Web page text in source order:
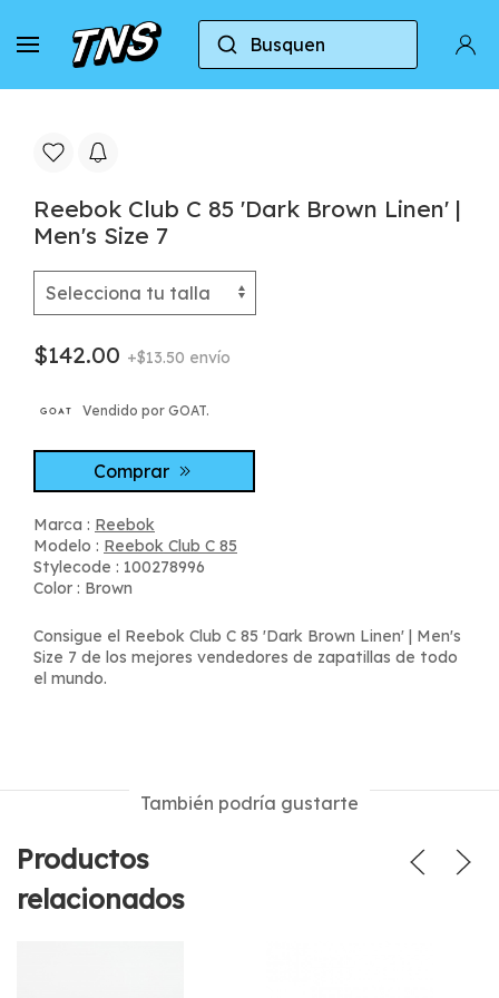
Busquen
Casa Reebok Reebok Club C 85 Reebok
Reebok Club C 85 'Dark Brown Linen' |
Men's Size 7
$142.00 +$13.50 envío
Vendido por GOAT.
Comprar
Marca : Reebok
Modelo : Reebok Club C 85
Stylecode : 100278996
Color : Brown
Consigue el Reebok Club C 85 'Dark Brown Linen' | Men's
Size 7 de los mejores vendedores de zapatillas de todo
el mundo.
También podría gustarte
Productos
relacionados